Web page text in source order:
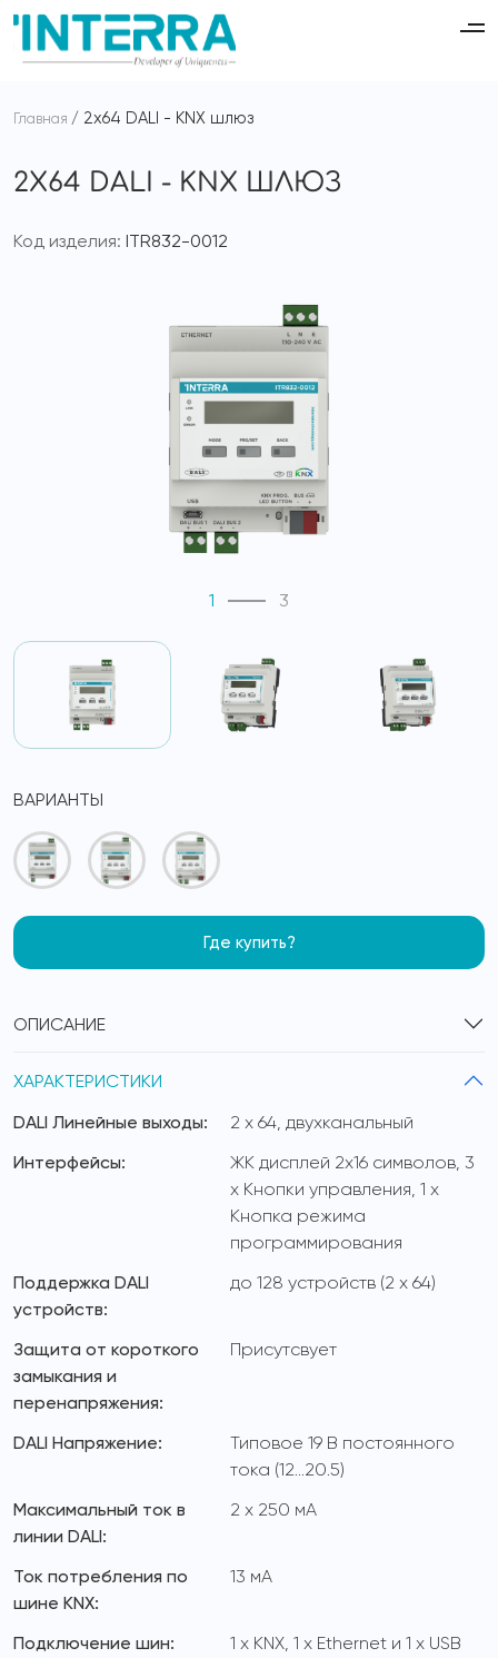
Главная 2x64 DALI - KNX шлюз
ВАРИАНТЫ
Где купить?
ОПИСАНИЕ
ХАРАКТЕРИСТИКИ
DALI Линейные выходы:
2 x 64, двухканальный
Интерфейсы:
ЖК дисплей 2x16 символов, 3
х Кнопки управления, 1 х
Кнопка режима
программирования
Поддержка DALI
устройств:
до 128 устройств (2 x 64)
Защита от короткого
замыкания и
перенапряжения:
Присутсвует
DALI Напряжение:
Типовое 19 В постоянного
тока (12...20.5)
Максимальный ток в
линии DALI:
2 x 250 мА
Ток потребления по
шине KNX:
13 мА
Подключение шин:
1 x KNX, 1 x Ethernet и 1 x USB
2X64 DALI - KNX ШЛЮЗ
Код изделия: ITR832-0012
1 3